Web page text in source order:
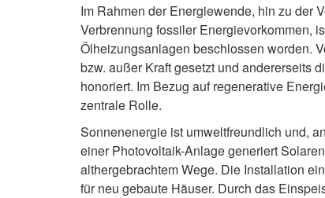
Im Rahmen der Energiewende, hin zu der
Verbrennung fossiler Energievorkommen,
Ölheizungsanlagen beschlossen worden.
bzw. außer Kraft gesetzt und andererseits
honoriert. Im Bezug auf regenerative
zentrale Rolle.
Sonnenenergie ist umweltfreundlich und,
einer Photovoltaik-Anlage generiert
althergebrachtem Wege. Die Installation
für neu gebaute Häuser. Durch das